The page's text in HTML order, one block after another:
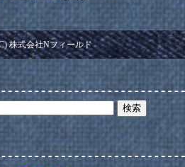
株式会社Nフィールド